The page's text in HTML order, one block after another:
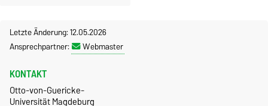
Letzte Änderung: 12.05.2026
Ansprechpartner:
Webmaster
KONTAKT
Otto-von-Guericke-
Universität Magdeburg